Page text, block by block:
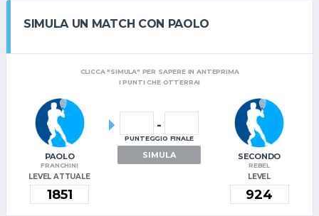
SIMULA UN MATCH CON PAOLO
CLICCA "SIMULA" PER SAPERE IN ANTEPRIMA
I PUNTI CHE OTTERRAI
PAOLO
FRANCHINI
LEVEL ATTUALE
-
PUNTEGGIO FINALE
SIMULA SECONDO
REBEL
LEVEL